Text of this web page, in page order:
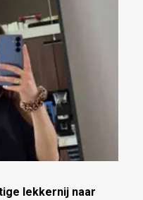
lekkernij naar